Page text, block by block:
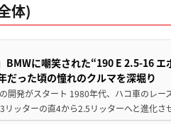
体)
BMWに嘲笑された“190 E 2.5-16
だった頃の憧れのクルマを深堀り
開発がスタート 1980年代、ハコ車のレー
リッターの直4から2.5リッターへと進化